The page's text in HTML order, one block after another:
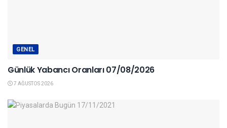
GENEL
Günlük Yabancı Oranları 07/08/2026
7 AĞUSTOS 2026